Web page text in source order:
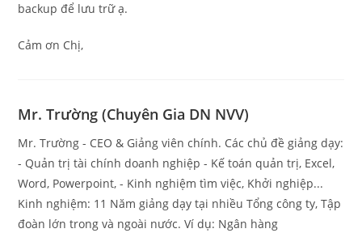
backup để lưu trữ ạ.
Cảm ơn Chị,
Mr. Trường (Chuyên Gia DN NVV)
Mr. Trường - CEO & Giảng viên chính. Các chủ đề giảng dạy:
- Quản trị tài chính doanh nghiệp - Kế toán quản trị, Excel,
Word, Powerpoint, - Kinh nghiệm tìm việc, Khởi nghiệp...
Kinh nghiệm: 11 Năm giảng dạy tại nhiều Tổng công ty, Tập
đoàn lớn trong và ngoài nước. Ví dụ: Ngân hàng